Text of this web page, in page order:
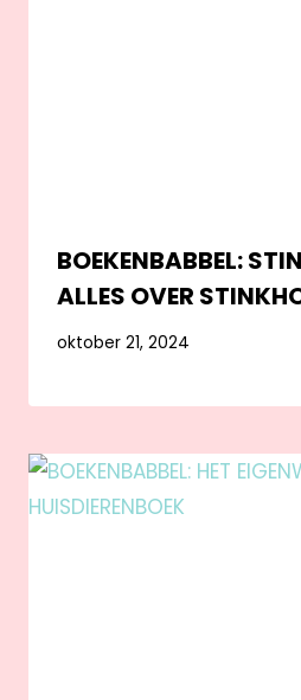
BOEKENBABBEL:
ALLES OVER
oktober 21, 2024